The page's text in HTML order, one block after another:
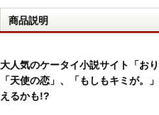
商品説明
大人気のケータイ小説サイト「お
「天使の恋」、「もしもキミが。
えるかも!?